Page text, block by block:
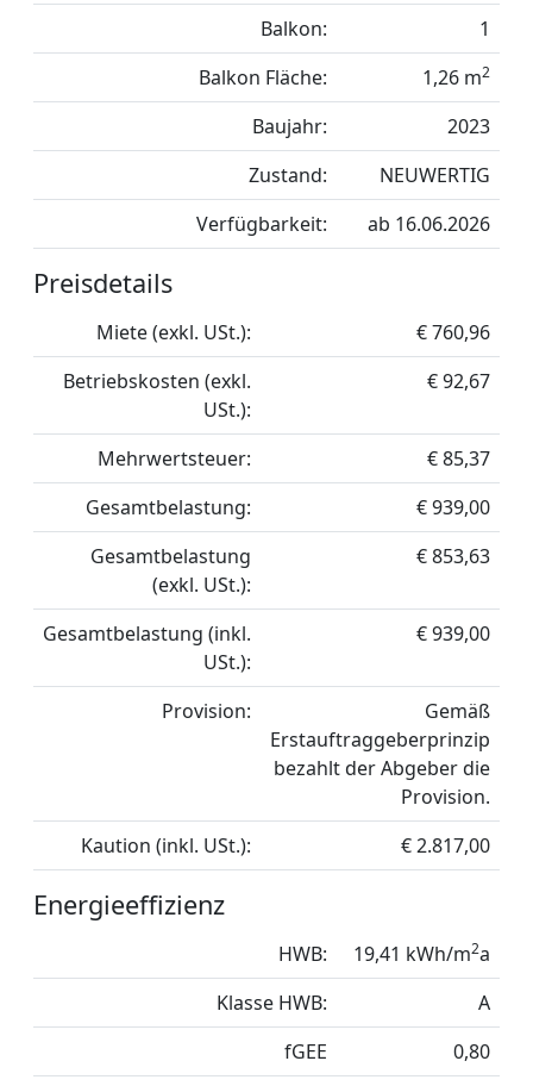
Balkon:
1
Balkon Fläche:
1,26 m2
Baujahr:
2023
Zustand:
NEUWERTIG
Verfügbarkeit:
ab 16.06.2026
Preisdetails
Miete (exkl. USt.):
€ 760,96
Betriebskosten (exkl.
USt.):
€ 92,67
Mehrwertsteuer:
€ 85,37
Gesamtbelastung:
€ 939,00
Gesamtbelastung
(exkl. USt.):
€ 853,63
Gesamtbelastung (inkl.
USt.):
€ 939,00
Provision:
Gemäß
Erstauftraggeberprinzip
bezahlt der Abgeber die
Provision.
Kaution (inkl. USt.):
€ 2.817,00
Energieeffizienz
HWB: 19,41 kWh/m2a
Klasse HWB:
A
fGEE
0,80